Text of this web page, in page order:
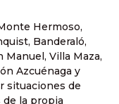
Hermoso,
Banderaló,
Manuel, Villa Maza,
Azcuénaga y
situaciones de
la propia